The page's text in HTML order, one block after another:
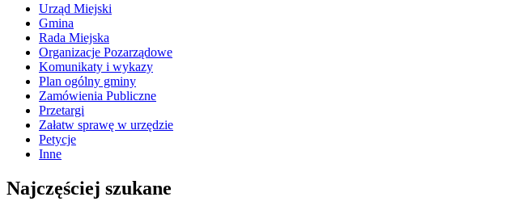
Urząd Miejski
Gmina
Rada Miejska
Organizacje Pozarządowe
Komunikaty i wykazy
Plan ogólny gminy
Zamówienia Publiczne
Przetargi
Załatw sprawę w urzędzie
Petycje
Inne
Najczęściej szukane